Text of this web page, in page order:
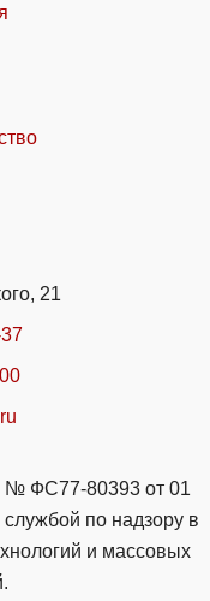
21
№ ФС77-80393 от 01
по надзору в
и массовых